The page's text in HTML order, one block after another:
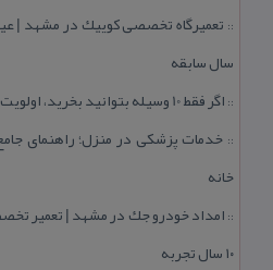
::
سال سابقه
:: اگر فقط 10 وسیله بتوانید بخرید، اولویت با كدام تجهیزات است؟
:: خدمات پزشكی در منزل؛ راهنمای
خانه
::
۱۰ سال تجربه